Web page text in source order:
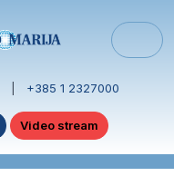
+385 1 2327000
Video stream